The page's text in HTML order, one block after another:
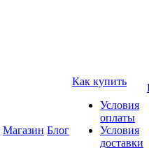
Магазин Блог
Как купить
Условия
оплаты
Условия
доставки